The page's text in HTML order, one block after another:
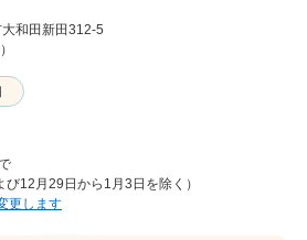
和田新田312-5
び12月29日から1月3日を除く）
更します